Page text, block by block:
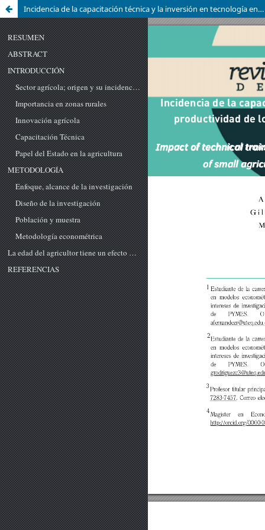
Incidencia de la capacitación técnica y la inversión en tecnología en la productividad de los pequeños productores agrícolas del cantón Quevedo